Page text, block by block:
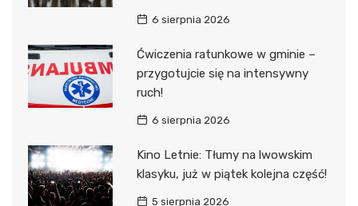
6 sierpnia 2026
Ćwiczenia ratunkowe w gminie –
przygotujcie się na intensywny
ruch!
6 sierpnia 2026
Kino Letnie: Tłumy na lwowskim
klasyku, już w piątek kolejna część!
5 sierpnia 2026